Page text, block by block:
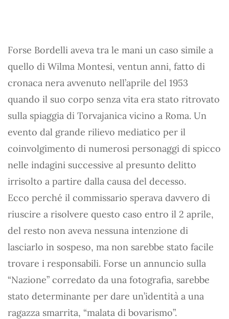
Forse Bordelli aveva tra le mani un caso simile a
quello di Wilma Montesi, ventun anni, fatto di
cronaca nera avvenuto nell’aprile del 1953
quando il suo corpo senza vita era stato ritrovato
sulla spiaggia di Torvajanica vicino a Roma. Un
evento dal grande rilievo mediatico per il
coinvolgimento di numerosi personaggi di spicco
nelle indagini successive al presunto delitto
irrisolto a partire dalla causa del decesso.
Ecco perché il commissario sperava davvero di
riuscire a risolvere questo caso entro il 2 aprile,
del resto non aveva nessuna intenzione di
lasciarlo in sospeso, ma non sarebbe stato facile
trovare i responsabili. Forse un annuncio sulla
“Nazione” corredato da una fotografia, sarebbe
stato determinante per dare un’identità a una
ragazza smarrita, “malata di bovarismo”.